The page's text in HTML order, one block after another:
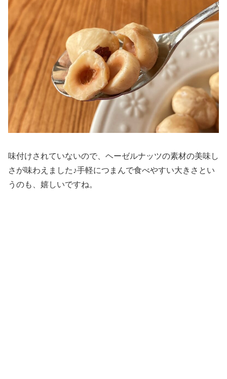
味付けされていないので、ヘーゼルナッツの素材の美味し
さが味わえました♪手軽につまんで食べやすい大きさとい
うのも、嬉しいですね。